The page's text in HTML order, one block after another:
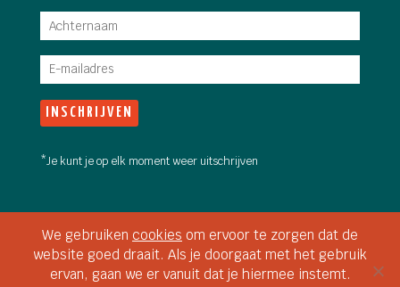
*Je kunt je op elk moment weer uitschrijven
den Brink &
Martine Siemens
• Video intro: Aaron Willems,
www.eyerise.nl • Webdesign:Studio149, Arnhem
We gebruiken cookies om ervoor te zorgen dat de
website goed draait. Als je doorgaat met het gebruik
ervan, gaan we er vanuit dat je hiermee instemt.